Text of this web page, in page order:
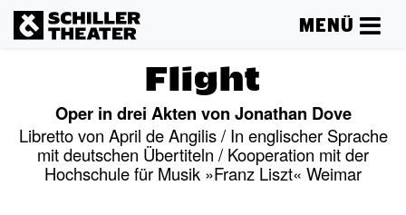
MENÜ
Flight
Oper in drei Akten von Jonathan Dove
Libretto von April de Angilis / In englischer Sprache
mit deutschen Übertiteln / Kooperation mit der
Hochschule für Musik »Franz Liszt« Weimar